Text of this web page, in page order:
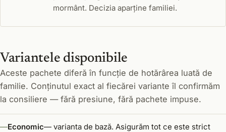
mormânt. Decizia aparține familiei.
Variantele disponibile
Aceste pachete diferă în funcție de hotărârea luată de
familie. Conținutul exact al fiecărei variante îl confirmăm
la consiliere — fără presiune, fără pachete impuse.
Economic— varianta de bază. Asigurăm tot ce este strict